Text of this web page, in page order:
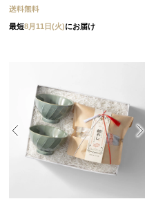
送料無料
最短8月11日(火)にお届け